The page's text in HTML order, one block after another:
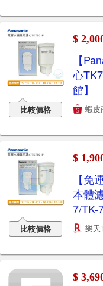
比較價格
$
【
心
館】
蝦皮
比較價格
$
【免
本體
7/TK-
樂天
$